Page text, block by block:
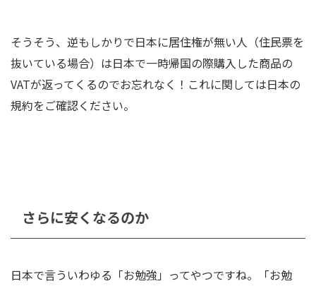
そうそう、逆もしかりで日本に居住権が無い人（住民票を
抜いている場合）は日本で一時帰国の際購入した商品の
VATが返ってくるのでお忘れなく！これに関しては日本の
規約をご確認ください。
さらに安くなるのか
日本で言ういわゆる「お勉強」ってやつですね。「お勉